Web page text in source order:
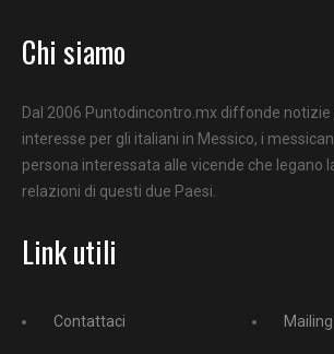
Chi siamo
Dal 2006 Puntodincontro.mx diffonde
interesse per gli italiani in Messico, i
persona interessata alle vicende che legano
relazioni di questi due Paesi.
Link utili
Contattaci